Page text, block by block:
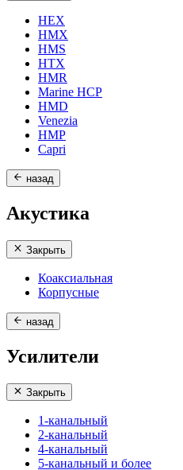
HEX
HMX
HMS
HTX
HMR
Marine HCP
HMD
Venezia
HMP
Capri
назад
Акустика
Закрыть
Коаксиальная
Корпусные
назад
Усилители
Закрыть
1-канальный
2-канальный
4-канальный
5-канальный и более